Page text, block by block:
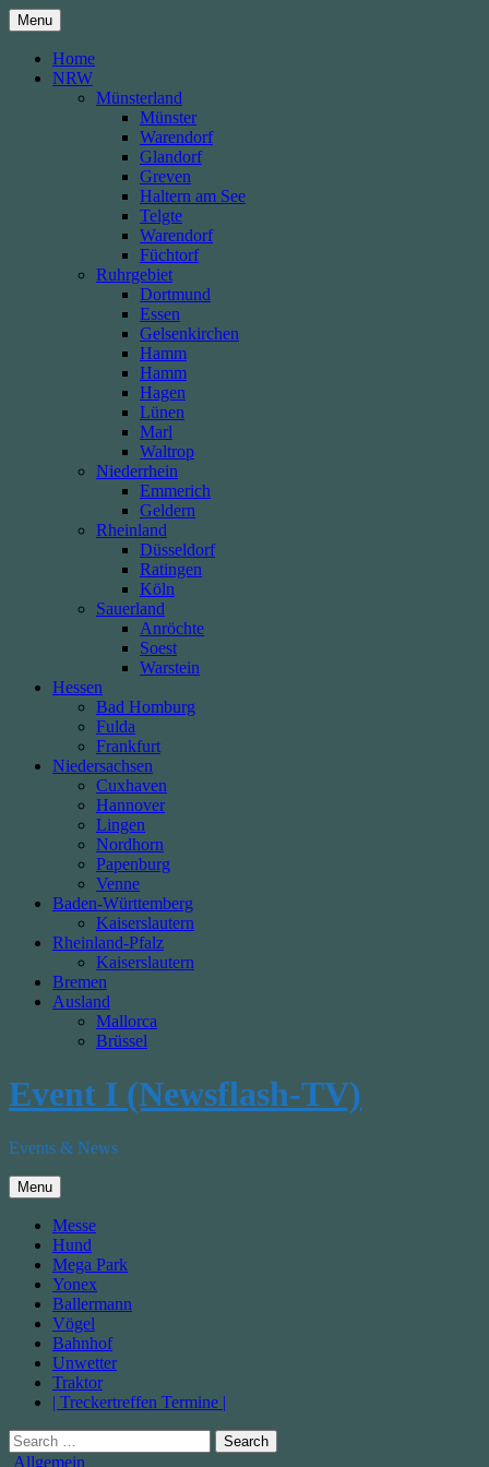
Skip
to
content
Menu
Home
NRW
Münsterland
Münster
Warendorf
Glandorf
Greven
Haltern am See
Telgte
Warendorf
Füchtorf
Ruhrgebiet
Dortmund
Essen
Gelsenkirchen
Hamm
Hamm
Hagen
Lünen
Marl
Waltrop
Niederrhein
Emmerich
Geldern
Rheinland
Düsseldorf
Ratingen
Köln
Sauerland
Anröchte
Soest
Warstein
Hessen
Bad Homburg
Fulda
Frankfurt
Niedersachsen
Cuxhaven
Hannover
Lingen
Nordhorn
Papenburg
Venne
Baden-Württemberg
Kaiserslautern
Rheinland-Pfalz
Kaiserslautern
Bremen
Ausland
Mallorca
Brüssel
Event I (Newsflash-TV)
Events & News
Menu
Messe
Hund
Mega Park
Yonex
Ballermann
Vögel
Bahnhof
Unwetter
Traktor
| Treckertreffen Termine |
Search
for:
Posted
Allgemein